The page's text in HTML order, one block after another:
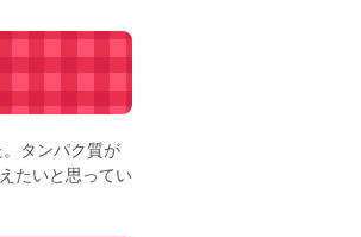
タンパク質が
たいと思ってい